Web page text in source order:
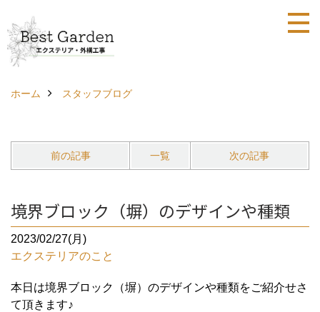
ホーム スタッフブログ
前の記事 一覧 次の記事
境界ブロック（塀）のデザインや種類
2023/02/27(月)
エクステリアのこと
本日は境界ブロック（塀）のデザインや種類をご紹介せさ
て頂きます♪